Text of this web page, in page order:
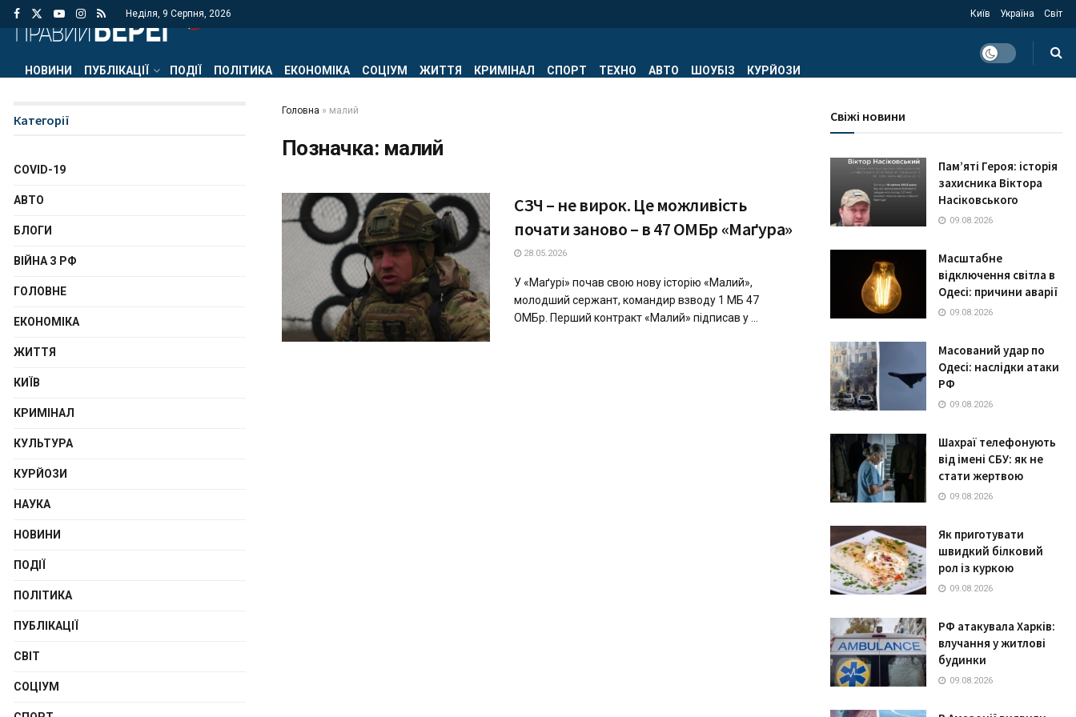
Неділя, 9 Серпня, 2026 Київ Україна Світ
НОВИНИ ПУБЛІКАЦІЇ ПОДІЇ ПОЛІТИКА ЕКОНОМІКА СОЦІУМ ЖИТТЯ КРИМІНАЛ СПОРТ ТЕХНО АВТО ШОУБІЗ КУРЙОЗИ
Головна » малий
Позначка: малий
СЗЧ – не вирок. Це можливість
почати заново – в 47 ОМБр «Маґура»
28.05.2026
У «Маґурі» почав свою нову історію «Малий»,
молодший сержант, командир взводу 1 МБ 47
ОМБр. Перший контракт «Малий» підписав у ...
Категорії
COVID-19
АВТО
БЛОГИ
ВІЙНА З РФ
ГОЛОВНЕ
ЕКОНОМІКА
ЖИТТЯ
КИЇВ
КРИМІНАЛ
КУЛЬТУРА
КУРЙОЗИ
НАУКА
НОВИНИ
ПОДІЇ
ПОЛІТИКА
ПУБЛІКАЦІЇ
СВІТ
СОЦІУМ
Свіжі новини
Пам’яті Героя: історія
захисника Віктора
Насіковського
09.08.2026
Масштабне
відключення світла в
Одесі: причини аварії
09.08.2026
Масований удар по
Одесі: наслідки атаки
РФ
09.08.2026
Шахраї телефонують
від імені СБУ: як не
стати жертвою
09.08.2026
Як приготувати
швидкий білковий
рол із куркою
09.08.2026
РФ атакувала Харків:
влучання у житлові
будинки
09.08.2026